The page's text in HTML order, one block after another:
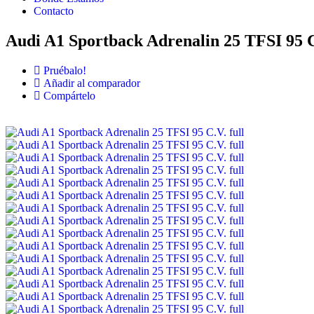
Contacto
Audi A1 Sportback Adrenalin 25 TFSI 95
Pruébalo!
Añadir al comparador
Compártelo